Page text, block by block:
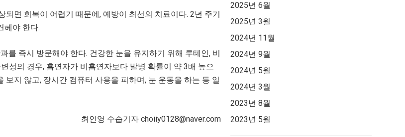
면 회복이 어렵기 때문에, 예방이 최선의 치료이다. 2년 주기
헤야 한다.
를 즉시 방문해야 한다. 건강한 눈을 유지하기 위해 루테인, 비
성의 경우, 흡연자가 비흡연자보다 발병 확률이 약 3배 높으
지 않고, 장시간 컴퓨터 사용을 피하며, 눈 운동을 하는 등 일
최인영 수습기자 choiiy0128@naver.com
2025년 6월
2025년 3월
2024년 11월
2024년 9월
2024년 5월
2024년 3월
2023년 8월
2023년 5월